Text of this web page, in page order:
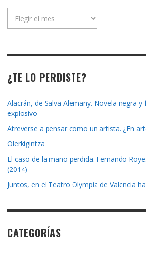
¿TE LO PERDISTE?
Alacrán, de Salva Alemany. Novela negra
explosivo
Atreverse a pensar como un artista. ¿En
Olerkigintza
El caso de la mano perdida. Fernando
(2014)
Juntos, en el Teatro Olympia de Valencia
CATEGORÍAS